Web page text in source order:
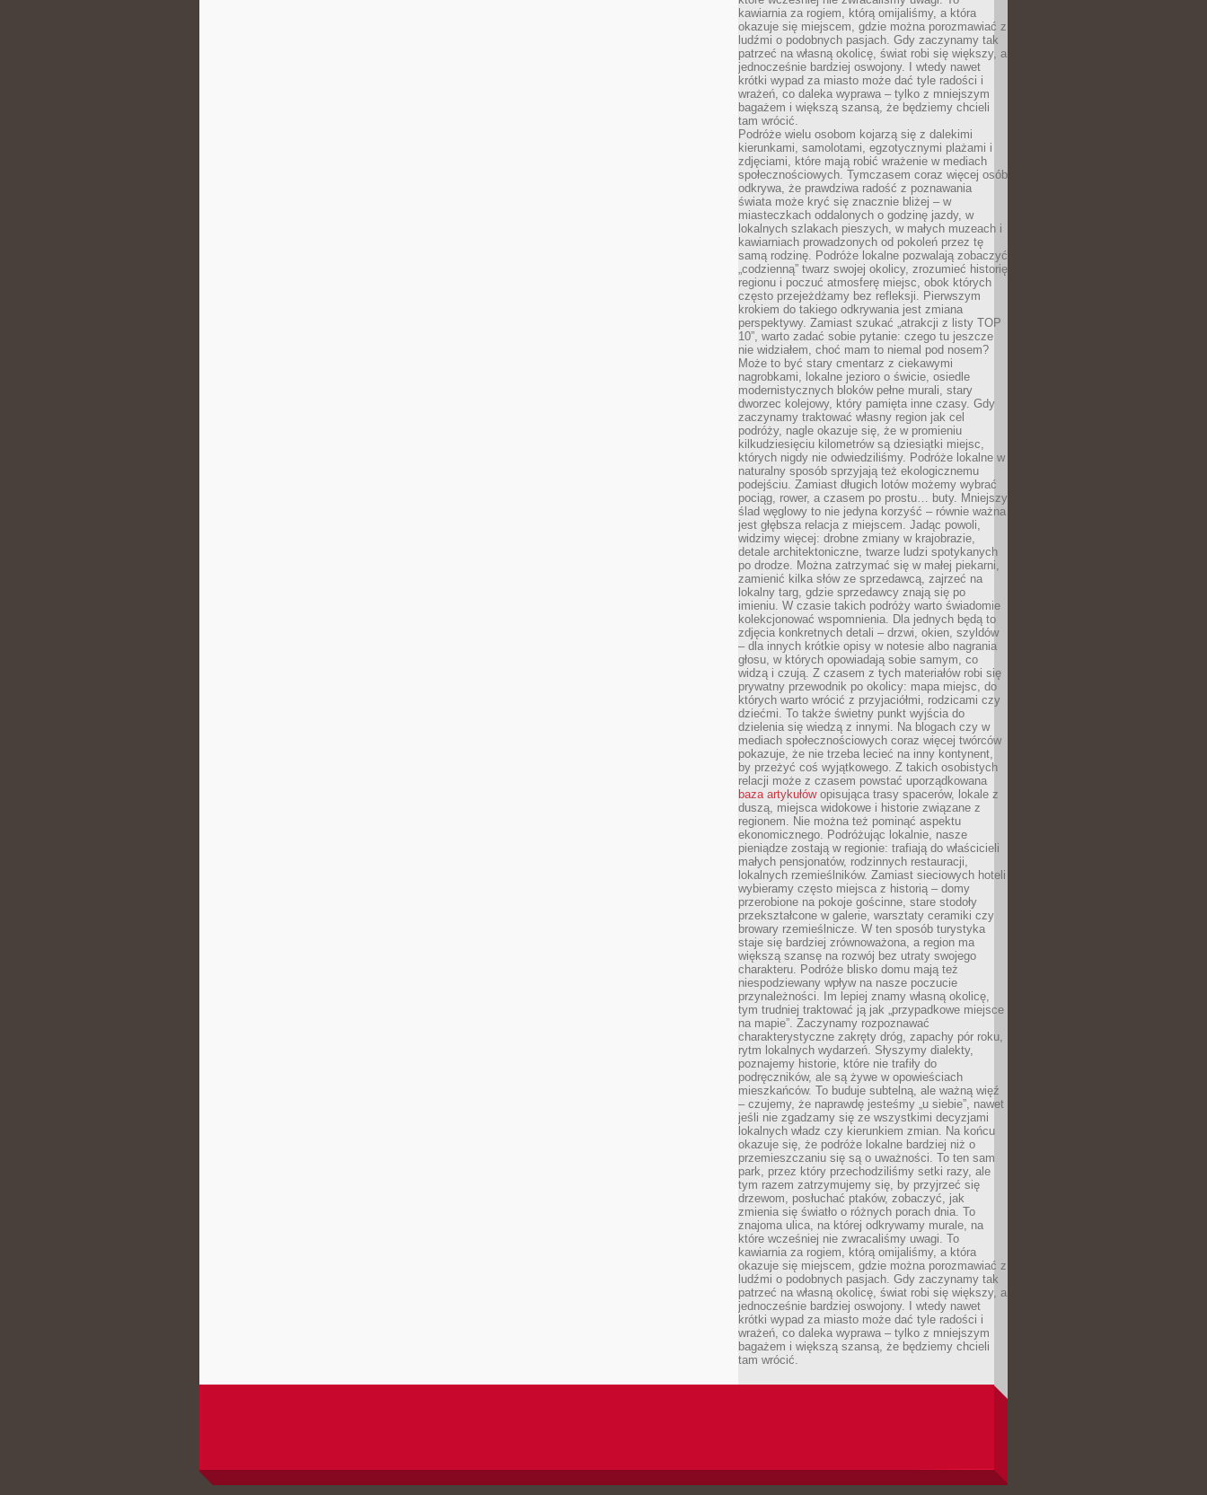
kawiarnia za rogiem, którą omijaliśmy, a która
okazuje się miejscem, gdzie można porozmawiać z
ludźmi o podobnych pasjach. Gdy zaczynamy tak
patrzeć na własną okolicę, świat robi się większy, a
jednocześnie bardziej oswojony. I wtedy nawet
krótki wypad za miasto może dać tyle radości i
wrażeń, co daleka wyprawa – tylko z mniejszym
bagażem i większą szansą, że będziemy chcieli
tam wrócić.
Podróże wielu osobom kojarzą się z dalekimi
kierunkami, samolotami, egzotycznymi plażami i
zdjęciami, które mają robić wrażenie w mediach
społecznościowych. Tymczasem coraz więcej osób
odkrywa, że prawdziwa radość z poznawania
świata może kryć się znacznie bliżej – w
miasteczkach oddalonych o godzinę jazdy, w
lokalnych szlakach pieszych, w małych muzeach i
kawiarniach prowadzonych od pokoleń przez tę
samą rodzinę. Podróże lokalne pozwalają zobaczyć
„codzienną” twarz swojej okolicy, zrozumieć historię
regionu i poczuć atmosferę miejsc, obok których
często przejeżdżamy bez refleksji. Pierwszym
krokiem do takiego odkrywania jest zmiana
perspektywy. Zamiast szukać „atrakcji z listy TOP
10”, warto zadać sobie pytanie: czego tu jeszcze
nie widziałem, choć mam to niemal pod nosem?
Może to być stary cmentarz z ciekawymi
nagrobkami, lokalne jezioro o świcie, osiedle
modernistycznych bloków pełne murali, stary
dworzec kolejowy, który pamięta inne czasy. Gdy
zaczynamy traktować własny region jak cel
podróży, nagle okazuje się, że w promieniu
kilkudziesięciu kilometrów są dziesiątki miejsc,
których nigdy nie odwiedziliśmy. Podróże lokalne w
naturalny sposób sprzyjają też ekologicznemu
podejściu. Zamiast długich lotów możemy wybrać
pociąg, rower, a czasem po prostu… buty. Mniejszy
ślad węglowy to nie jedyna korzyść – równie ważna
jest głębsza relacja z miejscem. Jadąc powoli,
widzimy więcej: drobne zmiany w krajobrazie,
detale architektoniczne, twarze ludzi spotykanych
po drodze. Można zatrzymać się w małej piekarni,
zamienić kilka słów ze sprzedawcą, zajrzeć na
lokalny targ, gdzie sprzedawcy znają się po
imieniu. W czasie takich podróży warto świadomie
kolekcjonować wspomnienia. Dla jednych będą to
zdjęcia konkretnych detali – drzwi, okien, szyldów
– dla innych krótkie opisy w notesie albo nagrania
głosu, w których opowiadają sobie samym, co
widzą i czują. Z czasem z tych materiałów robi się
prywatny przewodnik po okolicy: mapa miejsc, do
których warto wrócić z przyjaciółmi, rodzicami czy
dziećmi. To także świetny punkt wyjścia do
dzielenia się wiedzą z innymi. Na blogach czy w
mediach społecznościowych coraz więcej twórców
pokazuje, że nie trzeba lecieć na inny kontynent,
by przeżyć coś wyjątkowego. Z takich osobistych
relacji może z czasem powstać uporządkowana
baza artykułówopisująca trasy spacerów, lokale z
duszą, miejsca widokowe i historie związane z
regionem. Nie można też pominąć aspektu
ekonomicznego. Podróżując lokalnie, nasze
pieniądze zostają w regionie: trafiają do właścicieli
małych pensjonatów, rodzinnych restauracji,
lokalnych rzemieślników. Zamiast sieciowych hoteli
wybieramy często miejsca z historią – domy
przerobione na pokoje gościnne, stare stodoły
przekształcone w galerie, warsztaty ceramiki czy
browary rzemieślnicze. W ten sposób turystyka
staje się bardziej zrównoważona, a region ma
większą szansę na rozwój bez utraty swojego
charakteru. Podróże blisko domu mają też
niespodziewany wpływ na nasze poczucie
przynależności. Im lepiej znamy własną okolicę,
tym trudniej traktować ją jak „przypadkowe miejsce
na mapie”. Zaczynamy rozpoznawać
charakterystyczne zakręty dróg, zapachy pór roku,
rytm lokalnych wydarzeń. Słyszymy dialekty,
poznajemy historie, które nie trafiły do
podręczników, ale są żywe w opowieściach
mieszkańców. To buduje subtelną, ale ważną więź
– czujemy, że naprawdę jesteśmy „u siebie”, nawet
jeśli nie zgadzamy się ze wszystkimi decyzjami
lokalnych władz czy kierunkiem zmian. Na końcu
okazuje się, że podróże lokalne bardziej niż o
przemieszczaniu się są o uważności. To ten sam
park, przez który przechodziliśmy setki razy, ale
tym razem zatrzymujemy się, by przyjrzeć się
drzewom, posłuchać ptaków, zobaczyć, jak
zmienia się światło o różnych porach dnia. To
znajoma ulica, na której odkrywamy murale, na
które wcześniej nie zwracaliśmy uwagi. To
kawiarnia za rogiem, którą omijaliśmy, a która
okazuje się miejscem, gdzie można porozmawiać z
ludźmi o podobnych pasjach. Gdy zaczynamy tak
patrzeć na własną okolicę, świat robi się większy, a
jednocześnie bardziej oswojony. I wtedy nawet
krótki wypad za miasto może dać tyle radości i
wrażeń, co daleka wyprawa – tylko z mniejszym
bagażem i większą szansą, że będziemy chcieli
tam wrócić.